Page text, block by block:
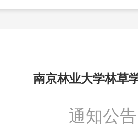
南京林业大学林草
通知公告